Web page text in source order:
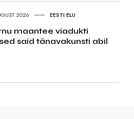
2026 EESTI ELU
maantee viadukti
said tänavakunsti abil